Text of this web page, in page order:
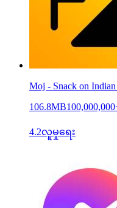
Moj - Snack on
106.8MB
4.2လူမှုရေး